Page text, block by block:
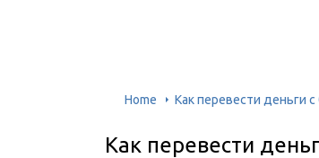
Home Как перевести деньги
Как перевести